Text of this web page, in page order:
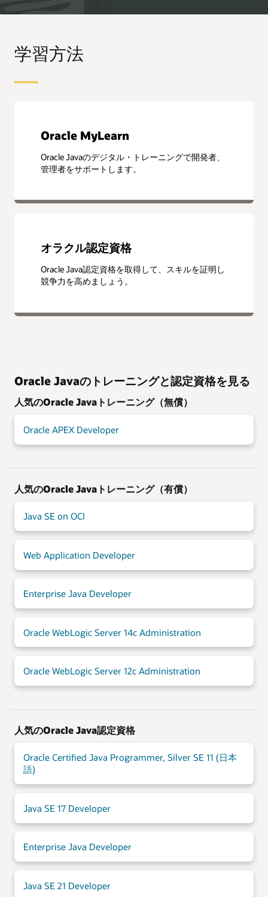
学習方法
Oracle MyLearn
Oracle Javaのデジタル・トレーニングで開発者、
管理者をサポートします。
オラクル認定資格
Oracle Java認定資格を取得して、スキルを証明し
競争力を高めましょう。
Oracle Javaのトレーニングと認定資格を見る
人気のOracle Javaトレーニング（無償）
Oracle APEX Developer
人気のOracle Javaトレーニング（有償）
Java SE on OCI
Web Application Developer
Enterprise Java Developer
Oracle WebLogic Server 14c Administration
Oracle WebLogic Server 12c Administration
人気のOracle Java認定資格
Oracle Certified Java Programmer, Silver SE 11 (日本
語)
Java SE 17 Developer
Enterprise Java Developer
Java SE 21 Developer